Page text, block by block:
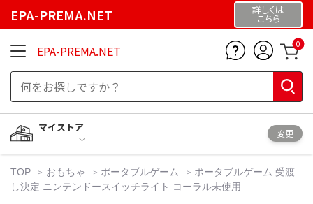
EPA-PREMA.NET 詳しくは
こちら
EPA-PREMA.NET 0
マイストア
変更
TOP おもちゃ ポータブルゲーム
ポータブルゲーム 受渡
し決定 ニンテンドースイッチライト コーラル未使用